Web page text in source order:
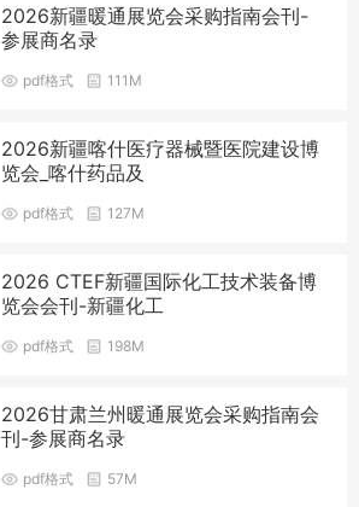
2026新疆暖通展览会采购指南会刊-
参展商名录
pdf格式 111M
2026新疆喀什医疗器械暨医院建设博
览会_喀什药品及
pdf格式 127M
2026 CTEF新疆国际化工技术装备博
览会会刊-新疆化工
pdf格式 198M
2026甘肃兰州暖通展览会采购指南会
刊-参展商名录
pdf格式 57M